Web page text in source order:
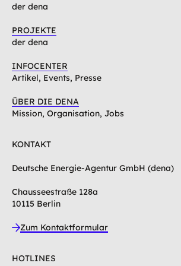
der dena
PROJEKTE
der dena
INFOCENTER
Artikel, Events, Presse
ÜBER DIE DENA
Mission, Organisation, Jobs
KONTAKT
Deutsche Energie-Agentur GmbH (dena)
Chausseestraße 128a
10115 Berlin
Zum Kontaktformular
HOTLINES